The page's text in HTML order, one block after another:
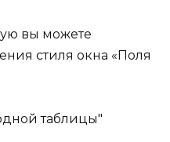
вы можете
стиля окна «Поля